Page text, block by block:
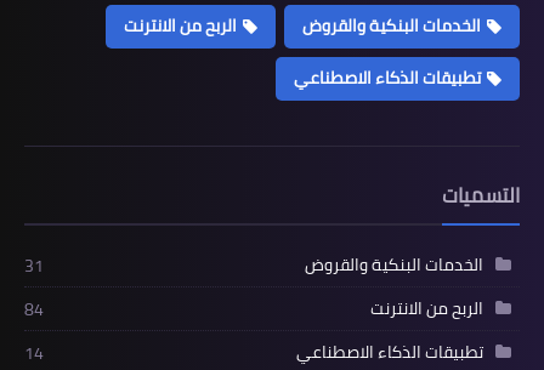
الخدمات البنكية والقروض
الربح من الانترنت
تطبيقات الذكاء الاصطناعي
التسميات
الخدمات البنكية والقروض
31
الربح من الانترنت
84
تطبيقات الذكاء الاصطناعي
14